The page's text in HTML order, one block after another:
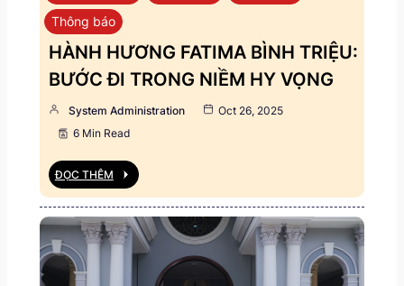
Thông báo
HÀNH HƯƠNG FATIMA BÌNH TRIỆU:
BƯỚC ĐI TRONG NIỀM HY VỌNG
System Administration
Oct 26, 2025
6 Min Read
ĐỌC THÊM